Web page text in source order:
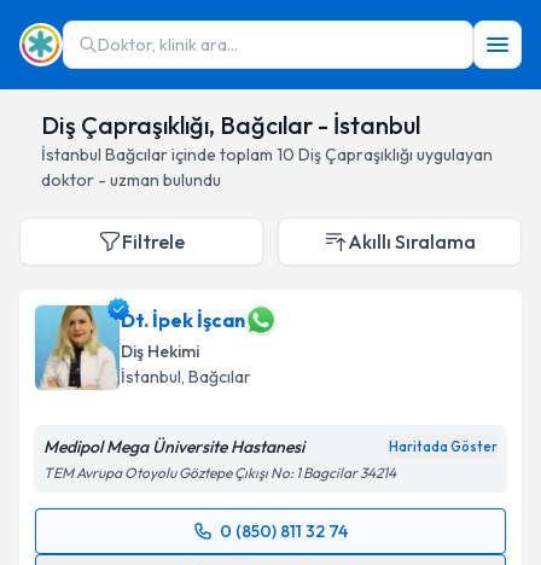
Doktor, klinik ara...
Diş Çapraşıklığı, Bağcılar - İstanbul
İstanbul Bağcılariçinde toplam 10 Diş Çapraşıklığı uygulayan
doktor - uzman bulundu
Filtrele Akıllı Sıralama
Dt. İpek İşcan
Diş Hekimi
İstanbul, Bağcılar
Medipol Mega Üniversite Hastanesi Haritada Göster
TEM Avrupa Otoyolu Göztepe Çıkışı No: 1 Bagcilar 34214
0 (850) 811 32 74
Randevu Takvimi Talebi